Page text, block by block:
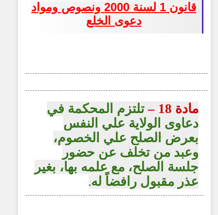
قانون 1 لسنة 2000
ونصوص ومواد
دعوى الخلع
مادة 18 –
تلتزم المحكمة في
دعاوى الولاية علي النفس
بعرض الصلح علي الخصوم،
وعبد من تخلف عن حضور
جلسة الصلح، مع علمه بها، بغير
عذر مقبول رافضاً له.